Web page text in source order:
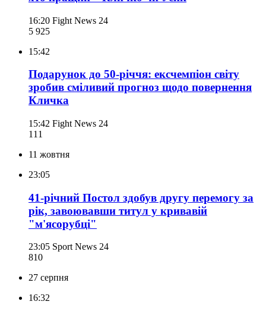
16:20 Fight News 24
5 925
15:42
Подарунок до 50-річчя: ексчемпіон світу
зробив сміливий прогноз щодо повернення
Кличка
15:42 Fight News 24
111
11 жовтня
23:05
41-річний Постол здобув другу перемогу за
рік, завоювавши титул у кривавій
"м'ясорубці"
23:05 Sport News 24
810
27 серпня
16:32